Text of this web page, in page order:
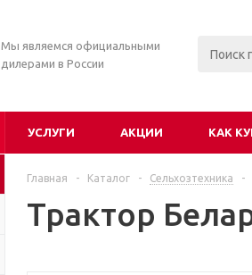
Мы являемся официальными
дилерами в России
УСЛУГИ АКЦИИ КАК
Главная - Каталог - Сельхозтехника -
Трактор